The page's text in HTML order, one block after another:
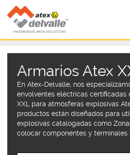
Armarios Atex
En Atex-Delvalle, nos
envolventes eléctricas certificadas
XXL para atmósferas explosivas
productos están diseñados para
explosivas catalogadas como
colocar componentes y terminales